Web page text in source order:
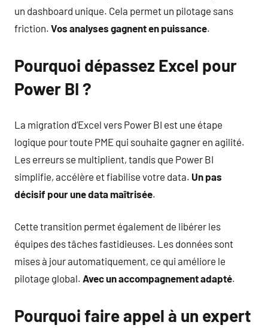
un dashboard unique. Cela permet un pilotage sans
friction. Vos analyses gagnent en puissance.
Pourquoi dépassez Excel pour
Power BI ?
La migration d’Excel vers Power BI est une étape
logique pour toute PME qui souhaite gagner en agilité.
Les erreurs se multiplient, tandis que Power BI
simplifie, accélère et fiabilise votre data. Un pas
décisif pour une data maîtrisée.
Cette transition permet également de libérer les
équipes des tâches fastidieuses. Les données sont
mises à jour automatiquement, ce qui améliore le
pilotage global. Avec un accompagnement adapté.
Pourquoi faire appel à un expert